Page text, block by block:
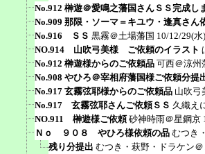
No.912 榊遊＠愛鳴之藩国さんＳＳ完成し
No.909 那限・ソーマ＝キユウ・逢真さん
No.916 ＳＳ 黒霧＠土場藩国 10/12/29(水
NO.914 山吹弓美様 ご依頼のイラスト
No.912 榊遊様からのご依頼品 可西＠涼州
No.908 やひろ＠宰相府藩国様ご依頼分提
No.917 玄霧弦耶様からのご依頼品 山吹弓
No.917 玄霧弦耶さんご依頼ＳＳ 久織え
NO.911 榊遊様ご依頼 砂神時雨＠星鋼京
Ｎｏ ９０８ やひろ様依頼の品 むつき
残り分提出 むつき・萩野・ドラケン